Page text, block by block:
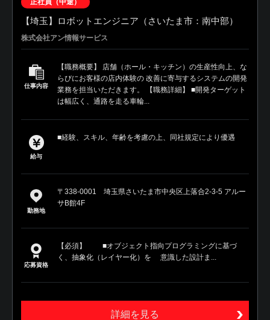
正社員（中途）
【埼玉】ロボットエンジニア（さいたま市：南中部）
株式会社アン情報サービス
仕事内容
【職務概要】 店舗（ホール・キッチン）の生産性向上、な
らびにお客様の店内体験の 改善に寄与するシステムの開発
業務を担当いただきます。 【職務詳細】 ■開発ターゲット
は幅広く、通路を走る車輪...
給与
■経験、スキル、年齢を考慮の上、同社規定により優遇
勤務地
〒338-0001 埼玉県さいたま市中央区上落合2-3-5 アルー
サB館4F
応募資格
【必須】 ■オブジェクト指向プログラミングに基づ
く、抽象化（レイヤー化）を 意識した設計ま...
詳細を見る